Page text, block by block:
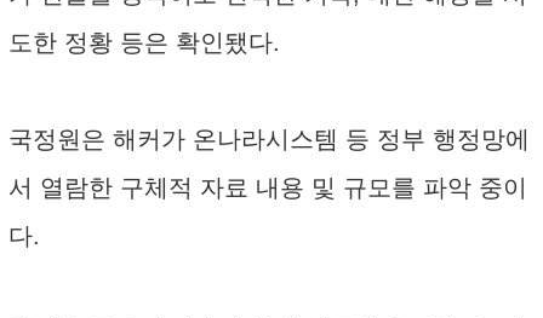
도한 정황 등은 확인됐다.
국정원은 해커가 온나라시스템 등 정부 행정망에
서 열람한 구체적 자료 내용 및 규모를 파악 중이
다.